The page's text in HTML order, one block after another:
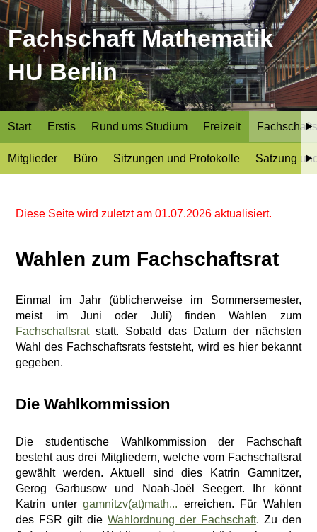
Fachschaft Mathematik
HU Berlin
Start Erstis Rund ums Studium Freizeit
Mitglieder Büro Sitzungen und Protokolle Satzung
Diese Seite wird zuletzt am 01.07.2026 aktualisiert.
Wahlen zum Fachschaftsrat
Einmal im Jahr (üblicherweise im Sommersemester,
meist im Juni oder Juli) finden Wahlen zum
Fachschaftsratstatt. Sobald das Datum der nächsten
Wahl des Fachschaftsrats feststeht, wird es hier bekannt
gegeben.
Die Wahlkommission
Die studentische Wahlkommission der Fachschaft
besteht aus drei Mitgliedern, welche vom Fachschaftsrat
gewählt werden. Aktuell sind dies Katrin Gamnitzer,
Gerog Garbusow und Noah-Joël Seegert. Ihr könnt
Katrin untergamnitzv(at)math... erreichen. Für Wahlen
des FSR gilt die Wahlordnung der Fachschaft. Zu den